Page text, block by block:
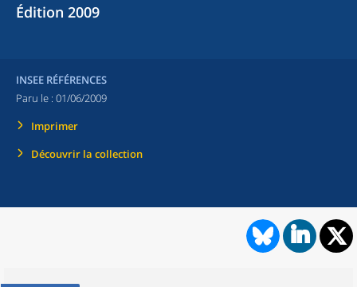
Édition 2009
INSEE RÉFÉRENCES
Paru le : 01/06/2009
Imprimer
Découvrir la collection